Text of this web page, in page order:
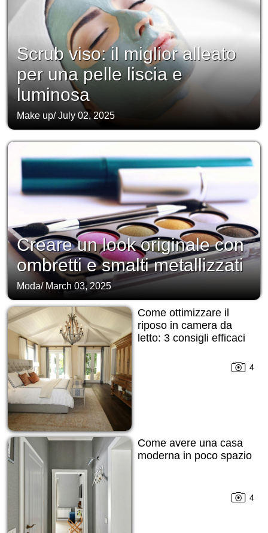
Scrub viso: il miglior alleato
per una pelle liscia e
luminosa
Make up/July 02, 2025
Creare un look originale con
ombretti e smalti metallizzati
Moda/ March 03, 2025
Come ottimizzare il
riposo in camera da
letto: 3 consigli efficaci
4
Come avere una casa
moderna in poco spazio
4